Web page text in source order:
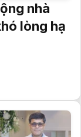
nhà
lòng hạ